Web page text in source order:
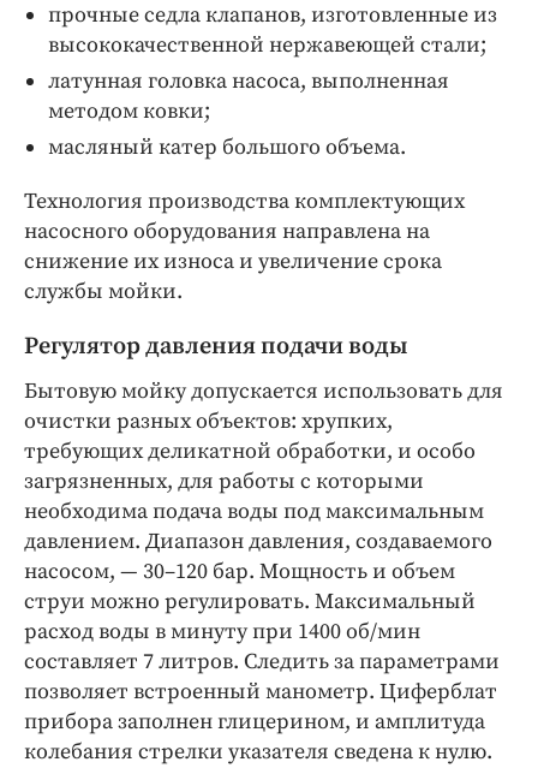
прочные седла клапанов, изготовленные из
высококачественной нержавеющей стали;
латунная головка насоса, выполненная
методом ковки;
масляный катер большого объема.
Технология производства комплектующих
насосного оборудования направлена на
снижение их износа и увеличение срока
службы мойки.
Регулятор давления подачи воды
Бытовую мойку допускается использовать для
очистки разных объектов: хрупких,
требующих деликатной обработки, и особо
загрязненных, для работы с которыми
необходима подача воды под максимальным
давлением. Диапазон давления, создаваемого
насосом, — 30–120 бар. Мощность и объем
струи можно регулировать. Максимальный
расход воды в минуту при 1400 об/мин
составляет 7 литров. Следить за параметрами
позволяет встроенный манометр. Циферблат
прибора заполнен глицерином, и амплитуда
колебания стрелки указателя сведена к нулю.